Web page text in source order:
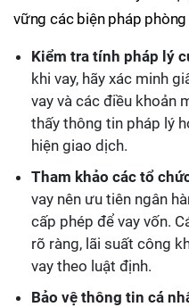
vững các biện pháp phòng
Kiểm tra tính pháp lý
khi vay, hãy xác minh
vay và các điều khoản
thấy thông tin pháp lý
hiện giao dịch.
Tham khảo các tổ
vay nên ưu tiên ngân
cấp phép để vay vốn.
rõ ràng, lãi suất công
vay theo luật định.
Bảo vệ thông tin cá